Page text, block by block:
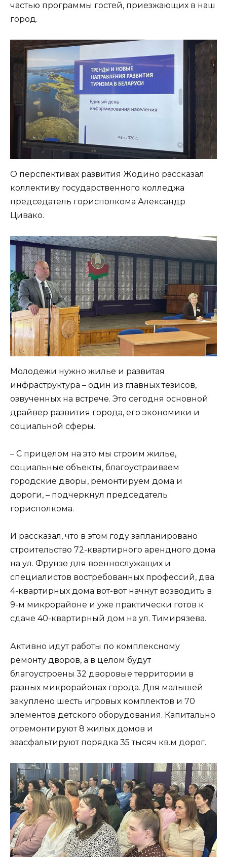
частью программы гостей, приезжающих в наш
город.
О перспективах развития Жодино рассказал
коллективу государственного колледжа
председатель горисполкома Александр
Цивако.
Молодежи нужно жилье и развитая
инфраструктура – один из главных тезисов,
озвученных на встрече. Это сегодня основной
драйвер развития города, его экономики и
социальной сферы.
– С прицелом на это мы строим жилье,
социальные объекты, благоустраиваем
городские дворы, ремонтируем дома и
дороги, – подчеркнул председатель
горисполкома.
И рассказал, что в этом году запланировано
строительство 72-квартирного арендного дома
на ул. Фрунзе для военнослужащих и
специалистов востребованных профессий, два
4-квартирных дома вот-вот начнут возводить в
9-м микрорайоне и уже практически готов к
сдаче 40-квартирный дом на ул. Тимирязева.
Активно идут работы по комплексному
ремонту дворов, а в целом будут
благоустроены 32 дворовые территории в
разных микрорайонах города. Для малышей
закуплено шесть игровых комплектов и 70
элементов детского оборудования. Капитально
отремонтируют 8 жилых домов и
заасфальтируют порядка 35 тысяч кв.м дорог.